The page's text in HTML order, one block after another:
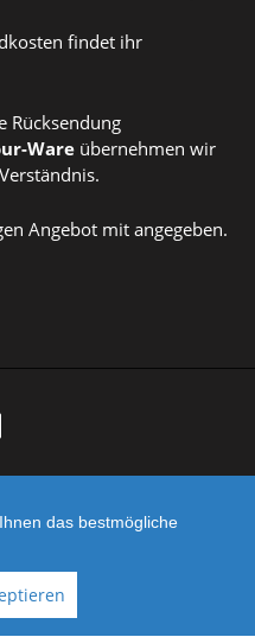
findet ihr
Rücksendung
Ware übernehmen wir
Angebot mit angegeben.
Besuche uns auch auf lieber-
das bestmögliche